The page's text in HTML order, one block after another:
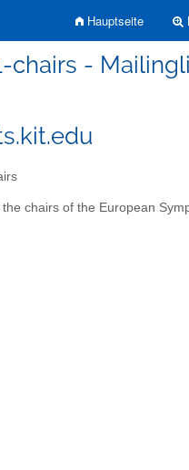
Hauptseite
chairs -
chairs of the European